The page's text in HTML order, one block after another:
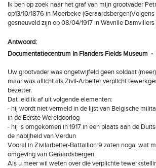
Ik ben op zoek naar het graf van mijn grootvader
op13/10/1876 in Moerbeke
gesneuveld zijn op 08/04/1917 in Wavrille Damvillers
Antwoord:
Documentatiecentrum In Flanders Fields Museum
Uw grootvader was ongetwijfeld geen soldaat
maar was allicht als Zivil-Arbeiter verplicht
bezetter.
Dat leid ik af uit volgende elementen:
- hij wordt niet vermeld in de lijst van Belgische
in de Eerste Wereldoorlog
- hij is omgekomen in 1917 in een plaats aan de
de nabijheid van Verdun
Vooral in Zivilarbeiter-Battaillon 9 zaten nogal wat
omgeving van Geraardsbergen.
Als u meer wil weten over die verplichte